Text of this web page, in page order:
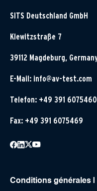
SITS Deutschland GmbH
Klewitzstraße 7
39112 Magdeburg,
E-Mail: info@av-test.com
Telefon: +49 391 6075460
Fax: +49 391 6075469
Conditions générales